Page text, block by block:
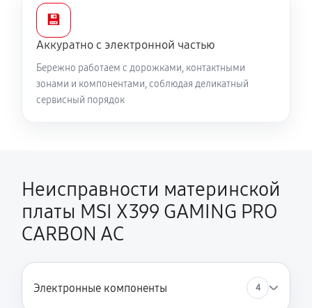
💾
Аккуратно с электронной частью
Бережно работаем с дорожками, контактными
зонами и компонентами, соблюдая деликатный
сервисный порядок
Неисправности материнской
платы MSI X399 GAMING PRO
CARBON AC
Электронные компоненты 4